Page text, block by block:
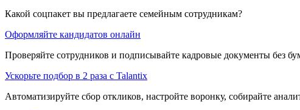
Какой соцпакет вы предлагаете семейным сотрудникам?
Оформляйте кандидатов онлайн
Проверяйте сотрудников и подписывайте кадровые документы без
Ускорьте подбор в 2 раза с Talantix
Автоматизируйте сбор откликов, настройте воронку, собирайте